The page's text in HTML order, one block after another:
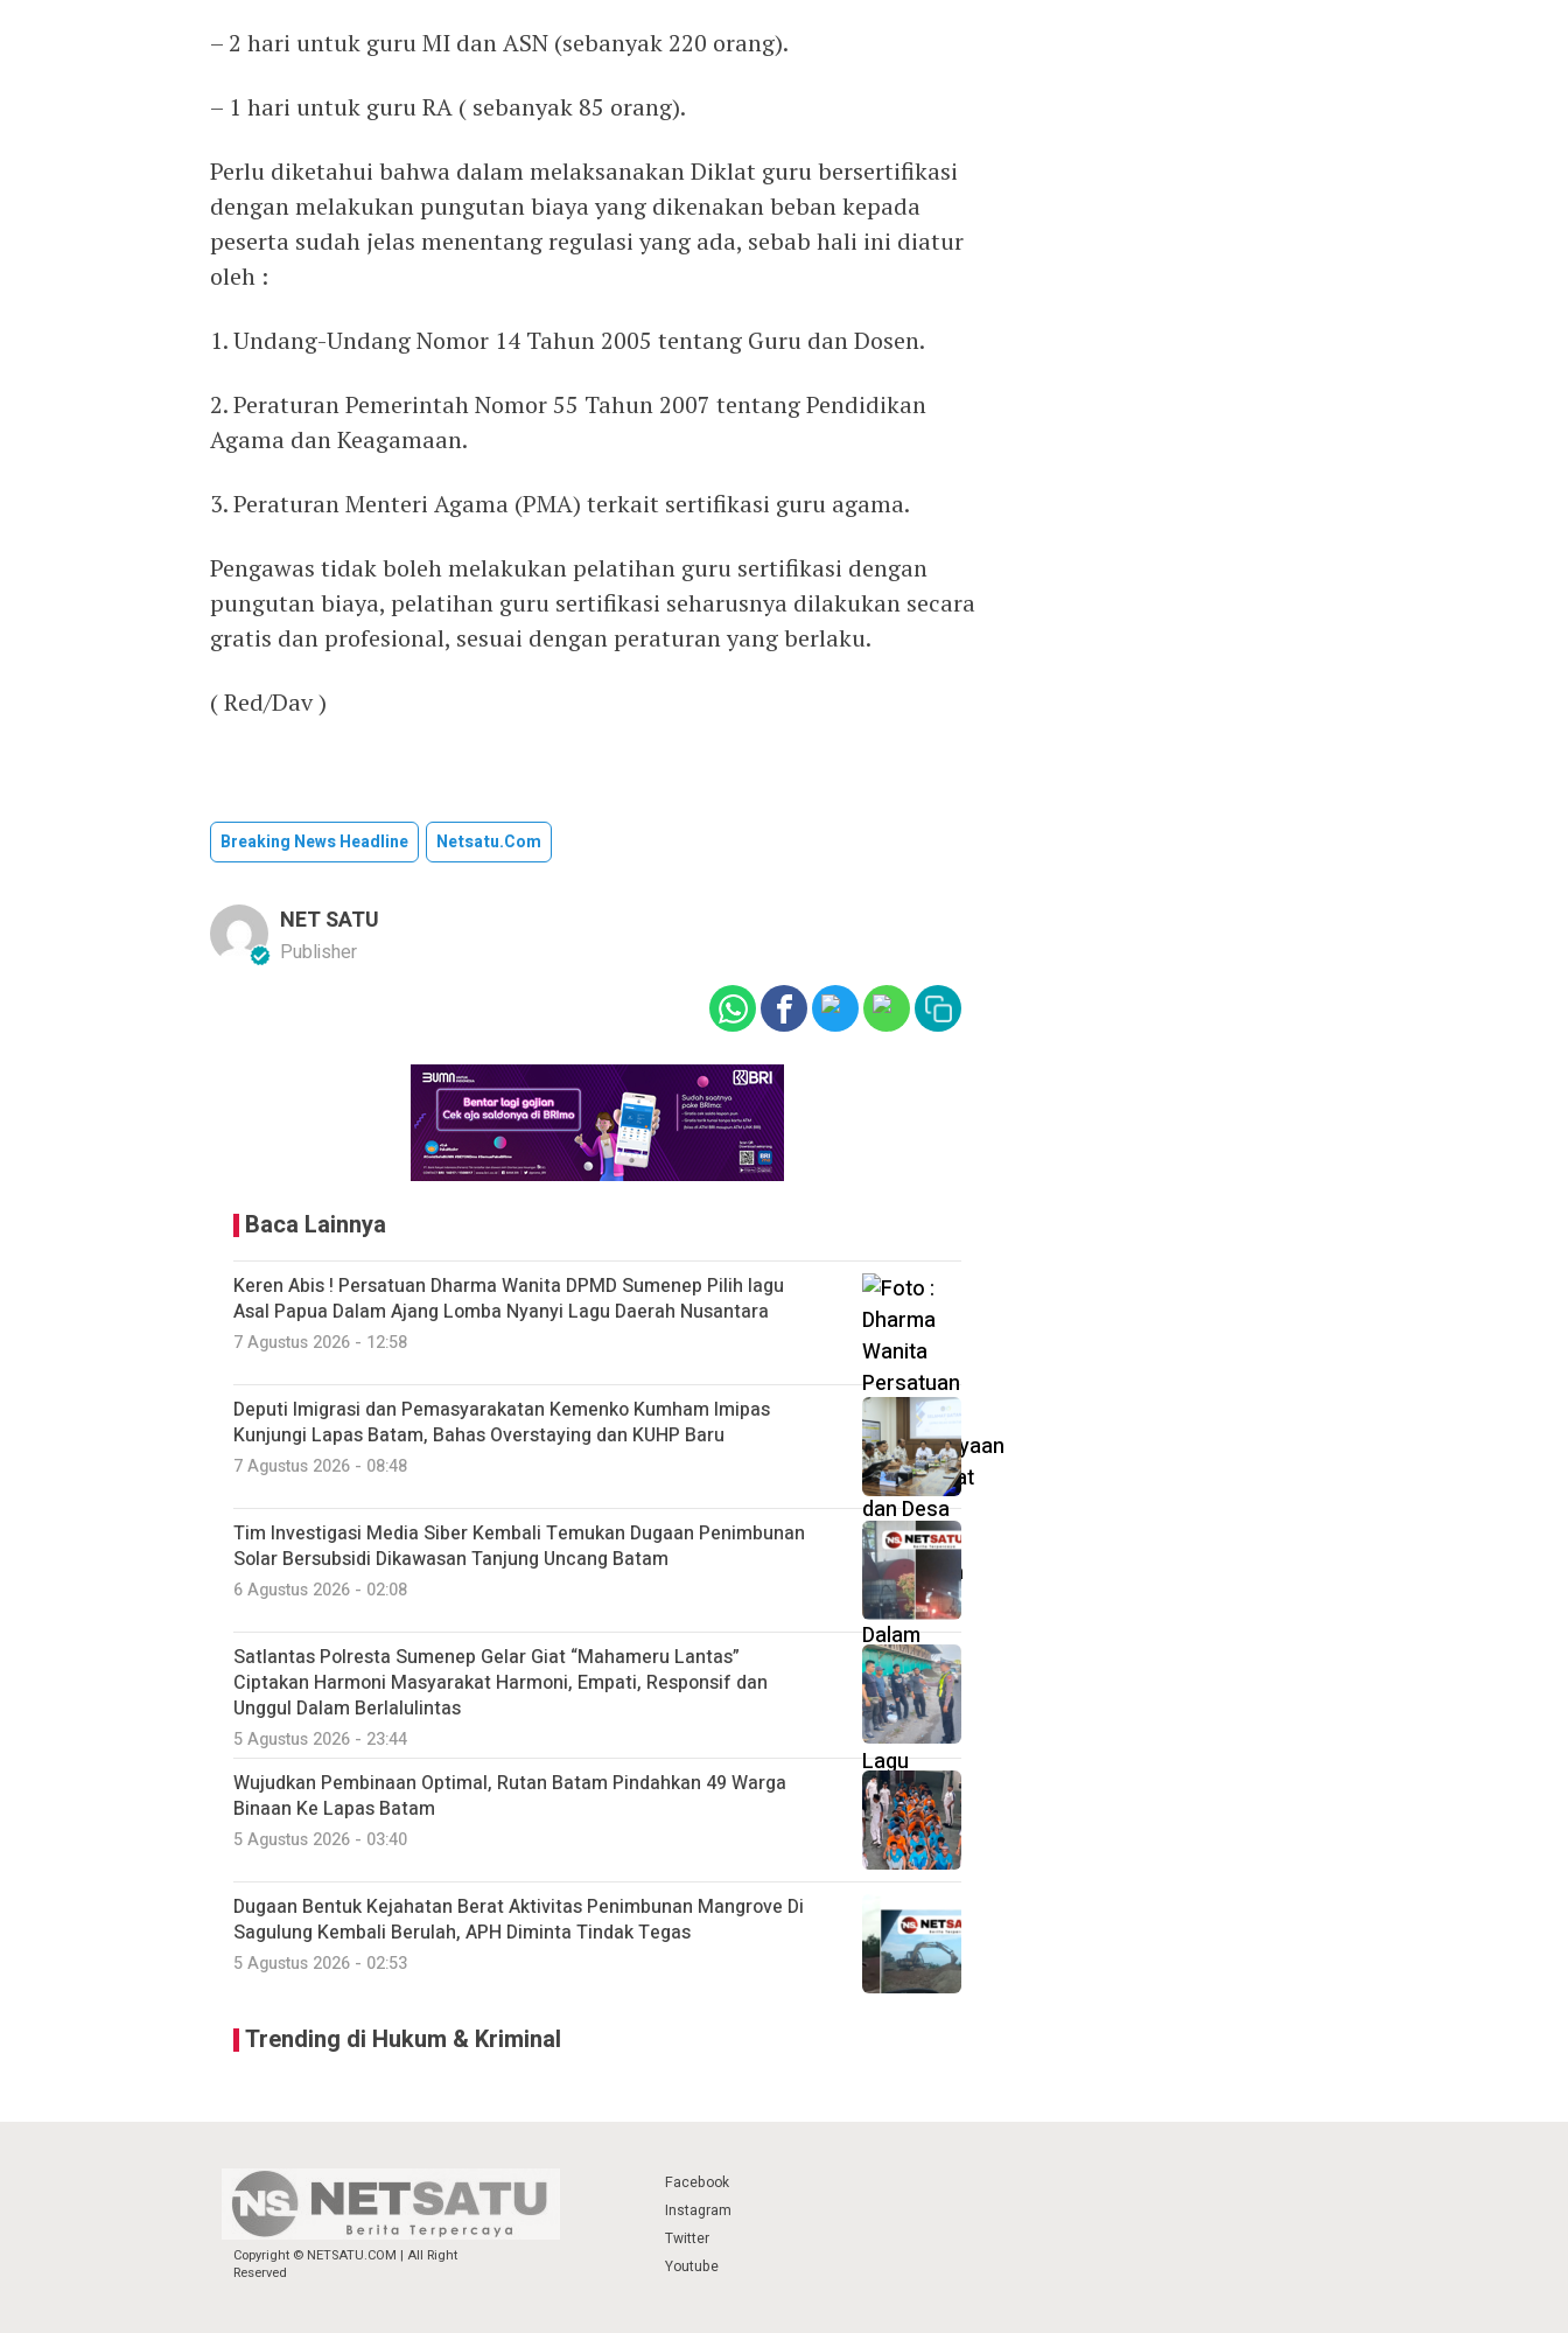
– 2 hari untuk guru MI dan ASN (sebanyak 220 orang).
– 1 hari untuk guru RA ( sebanyak 85 orang).
Perlu diketahui bahwa dalam melaksanakan Diklat guru bersertifikasi
dengan melakukan pungutan biaya yang dikenakan beban kepada
peserta sudah jelas menentang regulasi yang ada, sebab hali ini diatur
oleh :
1. Undang-Undang Nomor 14 Tahun 2005 tentang Guru dan Dosen.
2. Peraturan Pemerintah Nomor 55 Tahun 2007 tentang Pendidikan
Agama dan Keagamaan.
3. Peraturan Menteri Agama (PMA) terkait sertifikasi guru agama.
Pengawas tidak boleh melakukan pelatihan guru sertifikasi dengan
pungutan biaya, pelatihan guru sertifikasi seharusnya dilakukan secara
gratis dan profesional, sesuai dengan peraturan yang berlaku.
( Red/Dav )
Breaking News Headline Netsatu.com
NET SATU
Publisher
Baca Lainnya
Keren Abis ! Persatuan Dharma Wanita DPMD Sumenep Pilih lagu
Asal Papua Dalam Ajang Lomba Nyanyi Lagu Daerah Nusantara
7 Agustus 2026 - 12:58
Deputi Imigrasi dan Pemasyarakatan Kemenko Kumham Imipas
Kunjungi Lapas Batam, Bahas Overstaying dan KUHP Baru
7 Agustus 2026 - 08:48
Tim Investigasi Media Siber Kembali Temukan Dugaan Penimbunan
Solar Bersubsidi Dikawasan Tanjung Uncang Batam
6 Agustus 2026 - 02:08
Satlantas Polresta Sumenep Gelar Giat “Mahameru Lantas”
Ciptakan Harmoni Masyarakat Harmoni, Empati, Responsif dan
Unggul Dalam Berlalulintas
5 Agustus 2026 - 23:44
Wujudkan Pembinaan Optimal, Rutan Batam Pindahkan 49 Warga
Binaan Ke Lapas Batam
5 Agustus 2026 - 03:40
Dugaan Bentuk Kejahatan Berat Aktivitas Penimbunan Mangrove Di
Sagulung Kembali Berulah, APH Diminta Tindak Tegas
5 Agustus 2026 - 02:53
Trending di Hukum & Kriminal
Copyright © NETSATU.COM | All Right
Reserved
Facebook
Instagram
Twitter
Youtube